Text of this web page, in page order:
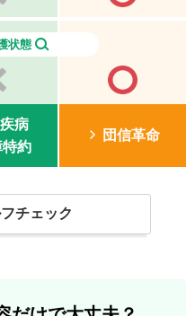
状態
病
約
団信革命
チェック